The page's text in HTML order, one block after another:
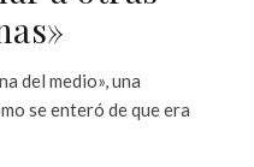
del medio», una
se enteró de que era